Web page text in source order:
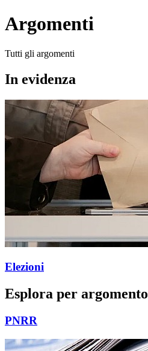
Argomenti
Tutti gli argomenti
In evidenza
Elezioni
Esplora per argomento
PNRR